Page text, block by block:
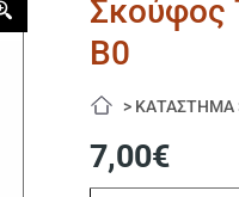
Σκούφος
B0
> ΚΑΤΑΣΤΗΜΑ
7,00€